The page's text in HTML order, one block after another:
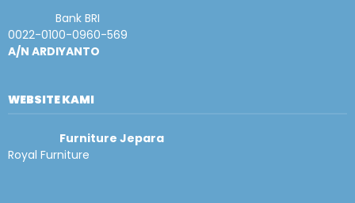
Bank BRI
0022-0100-0960-569
A/N ARDIYANTO
WEBSITE KAMI
Furniture Jepara
Royal Furniture